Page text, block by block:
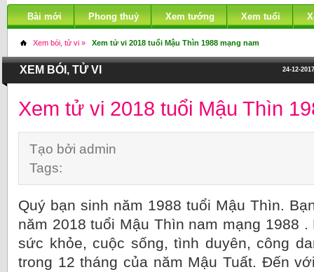
Bài mới Phong thuỷ Xem tướng Xem tuổi
Xem bói, tử vi » Xem tử vi 2018 tuổi Mậu Thìn 1988 mạng nam
24-12-
XEM BÓI, TỬ VI
Xem tử vi 2018 tuổi Mậu Thìn
Tạo bởi admin
Tags:
Quý bạn sinh năm 1988 tuổi Mậu Thìn.
năm 2018 tuổi Mậu Thìn nam mạng 1988
sức khỏe, cuộc sống, tình duyên, công
trong 12 tháng của năm Mậu Tuất. Đến